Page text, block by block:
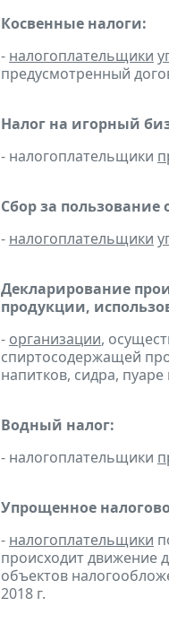
Косвенные налоги:
- налогоплательщики
предусмотренный
Налог на игорный
- налогоплательщики
Сбор за пользование
- налогоплательщики
Декларирование
продукции,
- организации,
спиртосодержащей
напитков, сидра,
Водный налог:
- налогоплательщики
Упрощенное
- налогоплательщики
происходит движение
объектов
2018 г.